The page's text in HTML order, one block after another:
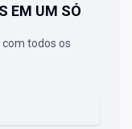
EM UM SÓ
todos os